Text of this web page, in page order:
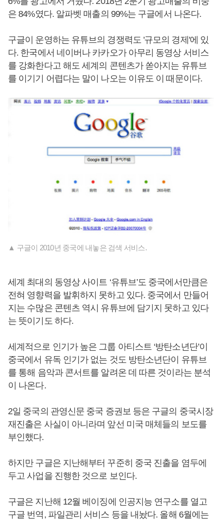
은 84%였다. 알파벳 매출의 99%는 구글에서 나온다.
구글이 운영하는 유튜브의 경쟁력도 '규모의 경제'에 있
다. 한국에서 네이버나 카카오가 아무리 동영상 서비스
를 강화한다고 해도 세계의 콘텐츠가 쏟아지는 유튜브
를 이기기 어렵다는 말이 나오는 이유도 이 때문이다.
▲ 구글이 2010년 중국에 내놓은 검색 서비스.
세계 최대의 동영상 사이트 ‘유튜브’도 중국에서만큼은
전혀 영향력을 발휘하지 못하고 있다. 중국에서 만들어
지는 수많은 콘텐츠 역시 유튜브에 담기지 못하고 있다
는 뜻이기도 하다.
세계적으로 인기가 높은 그룹 아티스트 ‘방탄소년단’이
중국에서 유독 인기가 없는 것도 방탄소년단이 유튜브
를 통해 음악과 콘서트를 알려온 데 따른 것이라는 분석
이 나온다.
2일 중국의 관영신문 중국 증권보 등은 구글의 중국시장
재진출은 사실이 아니라며 앞선 미국 매체들의 보도를
부인했다.
하지만 구글은 지난해부터 꾸준히 중국 진출을 염두에
두고 사업을 진행한 것으로 보인다.
구글은 지난해 12월 베이징에 인공지능 연구소를 열고
구글 번역, 파일관리 서비스 등을 내놨다. 올해 6월에는